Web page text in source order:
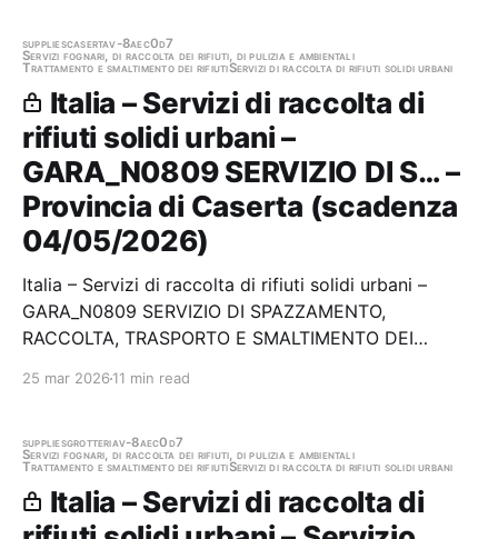
suppliescasertav-8aec0d7
Servizi fognari, di raccolta dei rifiuti, di pulizia e ambientali
Trattamento e smaltimento dei rifiutiServizi di raccolta di rifiuti solidi urbani
Italia – Servizi di raccolta di
rifiuti solidi urbani –
GARA_N0809 SERVIZIO DI S… –
Provincia di Caserta (scadenza
04/05/2026)
Italia – Servizi di raccolta di rifiuti solidi urbani –
GARA_N0809 SERVIZIO DI SPAZZAMENTO,
RACCOLTA, TRASPORTO E SMALTIMENTO DEI
ORTA DI ATELLA per la durata di…
25 mar 2026 11 min read
suppliesgrotteriav-8aec0d7
Servizi fognari, di raccolta dei rifiuti, di pulizia e ambientali
Trattamento e smaltimento dei rifiutiServizi di raccolta di rifiuti solidi urbani
Italia – Servizi di raccolta di